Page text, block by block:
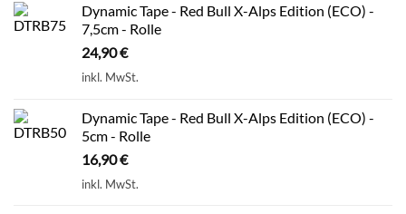
Dynamic Tape - Red Bull X-Alps Edition (ECO) -
7,5cm - Rolle
24,90€
inkl. MwSt.
Dynamic Tape - Red Bull X-Alps Edition (ECO) -
5cm - Rolle
16,90€
inkl. MwSt.